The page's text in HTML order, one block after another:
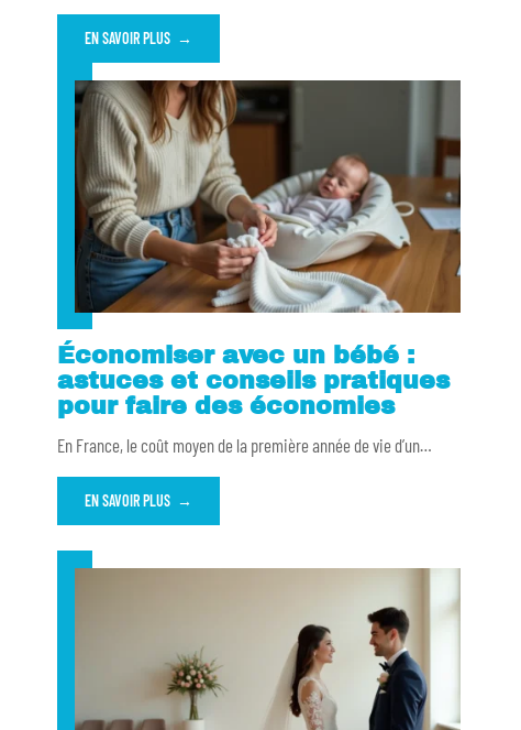
EN SAVOIR PLUS
Économiser avec un bébé :
astuces et conseils pratiques
pour faire des économies
En France, le coût moyen de la première année de vie d’un…
EN SAVOIR PLUS